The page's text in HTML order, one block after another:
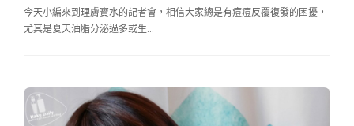
今天小編來到理膚寶水的記者會，相信大家總是有痘痘反覆復發的困擾，
尤其是夏天油脂分泌過多或生…